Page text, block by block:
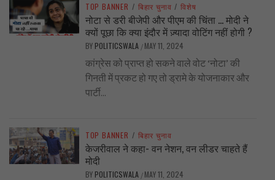
TOP BANNER / बिहार चुनाव / विशेष
नोटा से डरी बीजेपी और पीएम की चिंता … मोदी ने
क्यों पूछा कि क्या इंदौर में ज़्यादा वोटिंग नहीं होगी ?
BY POLITICSWALA / MAY 11, 2024
कांग्रेस को प्राप्त हो सकने वाले वोट ‘नोटा’ की
गिनती में प्रकट हो गए तो ड्रामे के योजनाकार और
पार्टी...
TOP BANNER / बिहार चुनाव
केजरीवाल ने कहा- वन नेशन, वन लीडर चाहते हैं
मोदी
BY POLITICSWALA / MAY 11, 2024